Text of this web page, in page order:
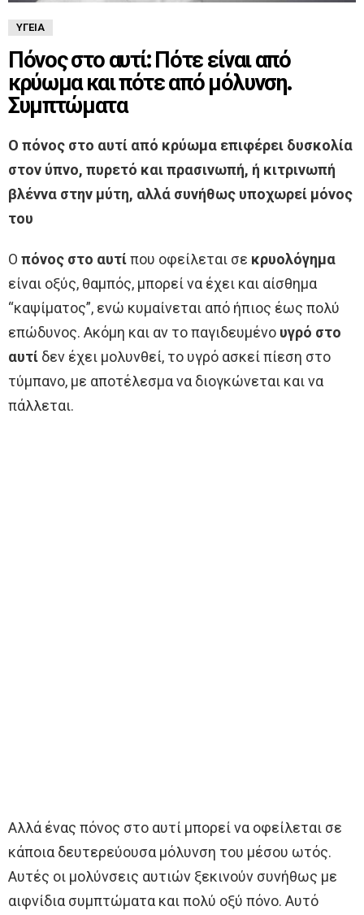
ΥΓΕΊΑ
Πόνος στο αυτί: Πότε είναι από
κρύωμα και πότε από μόλυνση.
Συμπτώματα
Ο πόνος στο αυτί από κρύωμα επιφέρει δυσκολία
στον ύπνο, πυρετό και πρασινωπή, ή κιτρινωπή
βλέννα στην μύτη, αλλά συνήθως υποχωρεί μόνος
του
Ο πόνος στο αυτίπου οφείλεται σε κρυολόγημα
είναι οξύς, θαμπός, μπορεί να έχει και αίσθημα
“καψίματος”, ενώ κυμαίνεται από ήπιος έως πολύ
επώδυνος. Ακόμη και αν το παγιδευμένο υγρό στο
αυτί δεν έχει μολυνθεί, το υγρό ασκεί πίεση στο
τύμπανο, με αποτέλεσμα να διογκώνεται και να
πάλλεται.
Αλλά ένας πόνος στο αυτί μπορεί να οφείλεται σε
κάποια δευτερεύουσα μόλυνση του μέσου ωτός.
Αυτές οι μολύνσεις αυτιών ξεκινούν συνήθως με
αιφνίδια συμπτώματα και πολύ οξύ πόνο. Αυτό